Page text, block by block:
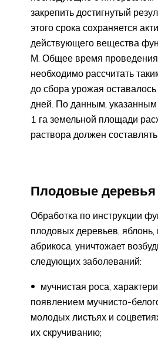
закрепить достигнутый
этого срока сохраняется
действующего вещества
М. Общее время
необходимо рассчитать
до сбора урожая
дней. По данным, указанным
1 га земельной площади
раствора должен
Плодовые деревья
Обработка по инструкции
плодовых деревьев, яблонь,
абрикоса, уничтожает
следующих заболеваний:
мучнистая роса,
появлением мучнисто-
молодых листьях и
их скручиванию;